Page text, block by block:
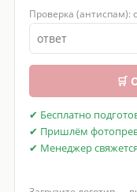
Проверка (антиспам):
🛒
✔ Бесплатно
✔ Пришлём
✔ Менеджер